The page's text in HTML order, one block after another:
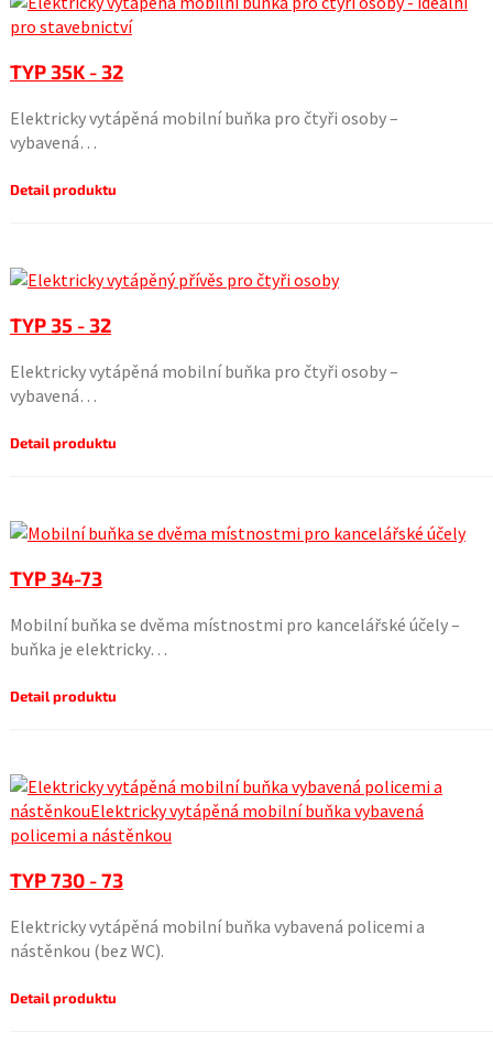
TYP 35K - 32
Elektricky vytápěná mobilní buňka pro čtyři osoby –
vybavená…
Detail produktu
TYP 35 - 32
Elektricky vytápěná mobilní buňka pro čtyři osoby –
vybavená…
Detail produktu
TYP 34-73
Mobilní buňka se dvěma místnostmi pro kancelářské účely –
buňka je elektricky…
Detail produktu
TYP 730 - 73
Elektricky vytápěná mobilní buňka vybavená policemi a
nástěnkou (bez WC).
Detail produktu